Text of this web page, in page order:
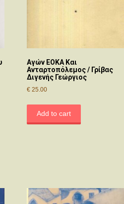
Αγών ΕΟΚΑ Και
Ανταρτοπόλεμος / Γρίβας
Διγενής Γεώργιος
€25.00
Add to cart